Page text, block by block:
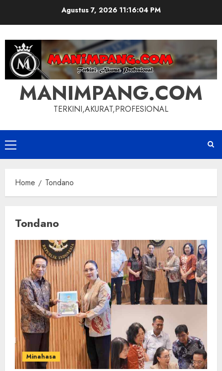
Agustus 7, 2026 11:16:04 PM
MANIMPANG.COM
TERKINI,AKURAT,PROFESIONAL
Primary
Menu
Home Tondano
Tondano
Minahasa